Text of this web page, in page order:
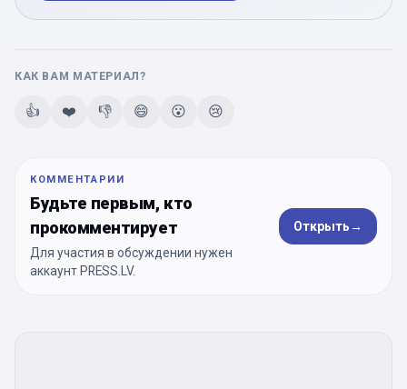
КАК ВАМ МАТЕРИАЛ?
👍 ❤️ 👎 😄 😮 😢
КОММЕНТАРИИ
Будьте первым, кто
прокомментирует
Для участия в обсуждении нужен
аккаунт PRESS.LV.
Открыть→